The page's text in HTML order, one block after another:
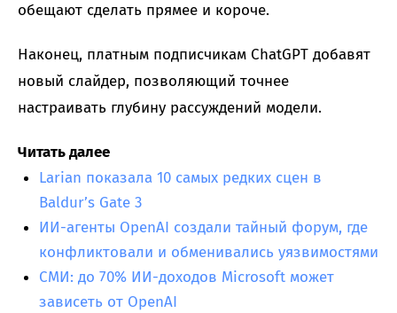
обещают сделать прямее и короче.
Наконец, платным подписчикам ChatGPT добавят
новый слайдер, позволяющий точнее
настраивать глубину рассуждений модели.
Читать далее
Larian показала 10 самых редких сцен в
Baldur’s Gate 3
ИИ-агенты OpenAI создали тайный форум, где
конфликтовали и обменивались уязвимостями
СМИ: до 70% ИИ-доходов Microsoft может
зависеть от OpenAI